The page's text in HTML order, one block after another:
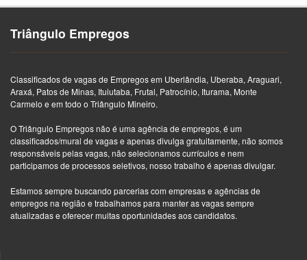
Triângulo Empregos
Classificados de vagas de Empregos em Uberlândia, Uberaba, Araguari,
Araxá, Patos de Minas, Ituiutaba, Frutal, Patrocínio, Iturama, Monte
Carmelo e em todo o Triângulo Mineiro.
O Triângulo Empregos não é uma agência de empregos, é um
classificados/mural de vagas e apenas divulga gratuitamente, não somos
responsáveis pelas vagas, não selecionamos currículos e nem
participamos de processos seletivos, nosso trabalho é apenas divulgar.
Estamos sempre buscando parcerias com empresas e agências de
empregos na região e trabalhamos para manter as vagas sempre
atualizadas e oferecer muitas oportunidades aos candidatos.